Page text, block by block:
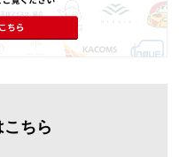
ちら